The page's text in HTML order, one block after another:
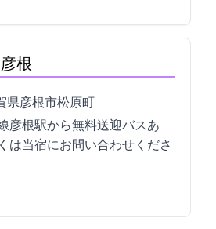
根
彦根市松原町3759
線彦根駅から無料送迎バスあ
は当宿にお問い合わせくださ